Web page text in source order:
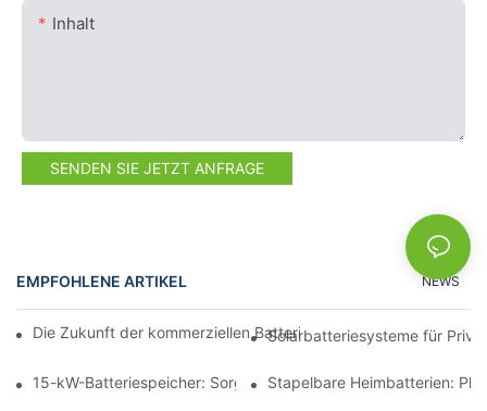
Inhalt
SENDEN SIE JETZT ANFRAGE
EMPFOHLENE ARTIKEL NEWS
Die Zukunft der kommerziellen Batteriespeicherung: Trends
Solarbatteriesysteme für
15-kW-Batteriespeicher: Sorgen Sie für eine sichere
Stapelbare Heimbatterien: